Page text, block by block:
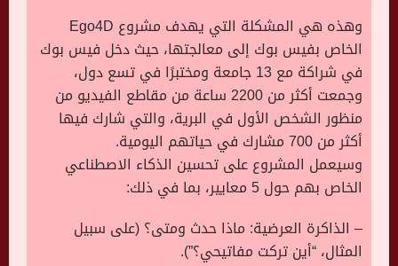
وهذه هي المشكلة التي يهدف مشروع Ego4D
الخاص بفيس بوك إلى معالجتها، حيث دخل فيس بوك
في شراكة مع 13 جامعة ومختبرًا في تسع دول،
وجمعت أكثر من 2200 ساعة من مقاطع الفيديو من
منظور الشخص الأول في البرية، والتي شارك فيها
أكثر من 700 مشارك في حياتهم اليومية.
وسيعمل المشروع على تحسين الذكاء الاصطناعي
الخاص بهم حول 5 معايير، بما في ذلك:
– الذاكرة العرضية: ماذا حدث ومتى؟ (على سبيل
المثال، “أين تركت مفاتيحي؟”).